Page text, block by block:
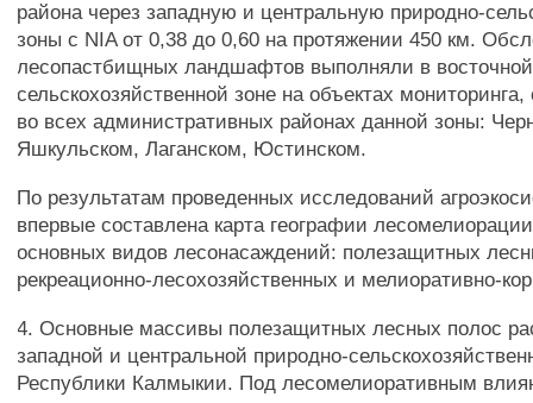
района через западную и центральную природно-
зоны с NIA от 0,38 до 0,60 на протяжении 450 км.
лесопастбищных ландшафтов выполняли в
сельскохозяйственной зоне на объектах
во всех административных районах данной зоны:
Яшкульском, Лаганском, Юстинском.
По результатам проведенных исследований
впервые составлена карта географии
основных видов лесонасаждений: полезащитных
рекреационно-лесохозяйственных и мелиоративно-
4. Основные массивы полезащитных лесных полос
западной и центральной природно-
Республики Калмыкии. Под лесомелиоративным